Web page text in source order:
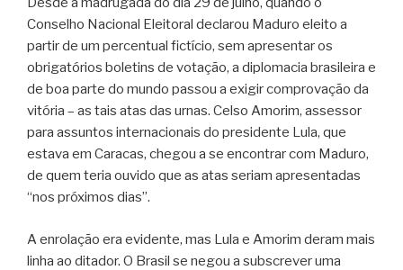
Conselho Nacional Eleitoral declarou Maduro eleito a
partir de um percentual fictício, sem apresentar os
obrigatórios boletins de votação, a diplomacia brasileira e
de boa parte do mundo passou a exigir comprovação da
vitória – as tais atas das urnas. Celso Amorim, assessor
para assuntos internacionais do presidente Lula, que
estava em Caracas, chegou a se encontrar com Maduro,
de quem teria ouvido que as atas seriam apresentadas
“nos próximos dias”.
A enrolação era evidente, mas Lula e Amorim deram mais
linha ao ditador. O Brasil se negou a subscrever uma